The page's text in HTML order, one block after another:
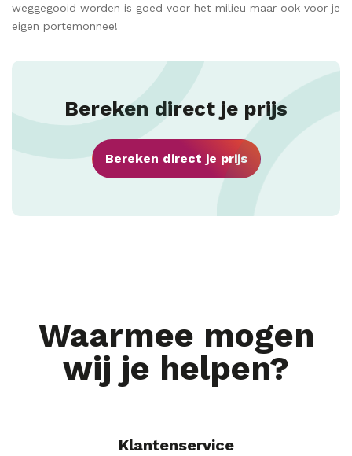
weggegooid worden is goed voor het milieu maar ook voor je
eigen portemonnee!
Bereken direct je prijs
Bereken direct je prijs
Waarmee mogen
wij je helpen?
Klantenservice